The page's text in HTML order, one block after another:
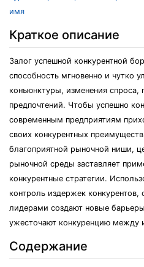
имя
Краткое описание
Залог успешной конкурентной
способность мгновенно и чутко
конъюнктуры, изменения спроса,
предпочтений. Чтобы успешно
современным предприятиям
своих конкурентных
благоприятной рыночной ниши,
рыночной среды заставляет
конкурентные стратегии.
контроль издержек
лидерами создают новые
ужесточают конкуренцию между
Содержание